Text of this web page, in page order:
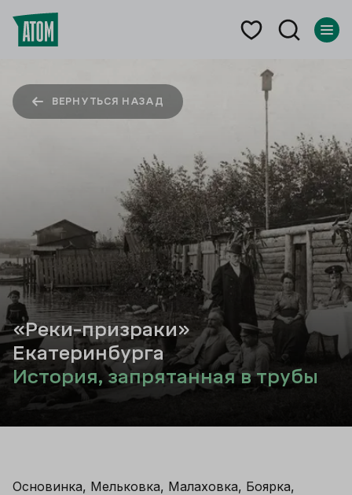
ВЕРНУТЬСЯ НАЗАД
«Реки-призраки»
Екатеринбурга
История, запрятанная в трубы
Основинка, Мельковка, Малаховка, Боярка,